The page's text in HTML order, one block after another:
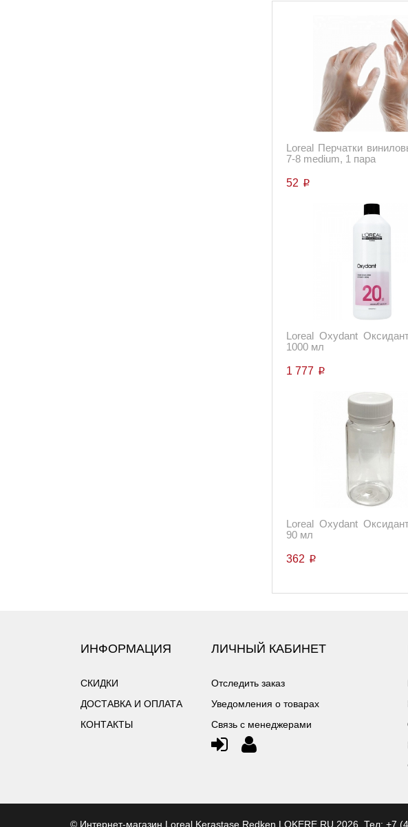
Loreal Перчатки
7-8 medium, 1 пара
52 p
Loreal Oxydant
1000 мл
1 777 p
Loreal Oxydant
90 мл
362 p
ИНФОРМАЦИЯ
СКИДКИ
ДОСТАВКА И ОПЛАТА
КОНТАКТЫ
ЛИЧНЫЙ КАБИНЕТ
Отследить заказ
Уведомления о товарах
Связь с менеджерами
© Интернет-магазин Loreal Kerastase Redken LOKERE.RU 2026, Тел: +7